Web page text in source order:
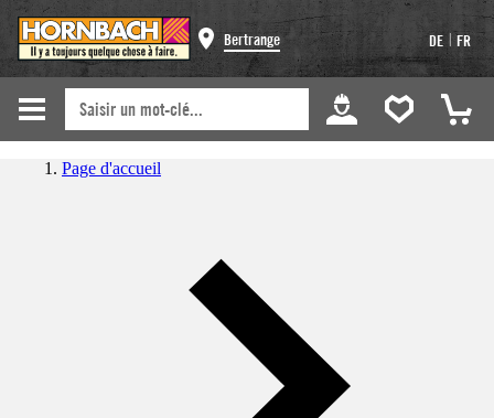
Bertrange DE | FR
Page d'accueil